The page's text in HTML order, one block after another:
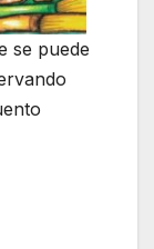
se puede